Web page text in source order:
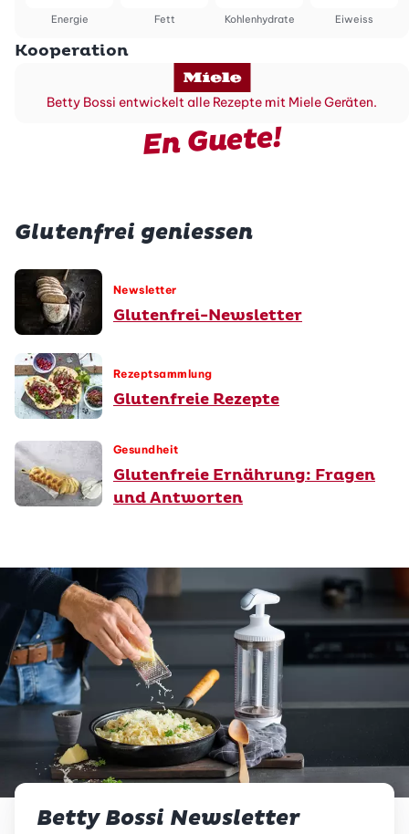
Energie Fett Kohlenhydrate Eiweiss
Kooperation
Betty Bossi entwickelt alle Rezepte mit Miele Geräten.
En Guete!
Glutenfrei geniessen
Newsletter
Glutenfrei-Newsletter
Rezeptsammlung
Glutenfreie Rezepte
Gesundheit
Glutenfreie Ernährung: Fragen
und Antworten
Betty Bossi Newsletter